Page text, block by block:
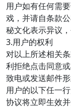
用户如有任何需
戏，并请自条款
秘文化表示异议
3.用户的权利
对以上所述相关
利拒绝点击同意
致电或发送邮件
用户的以下任一
协议将立即生效